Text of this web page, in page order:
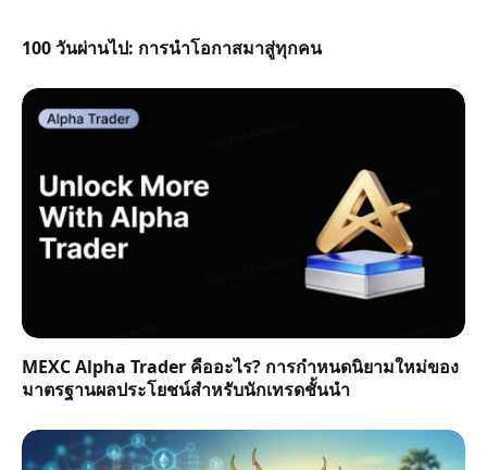
100 วันผ่านไป: การนำโอกาสมาสู่ทุกคน
MEXC Alpha Trader คืออะไร? การกำหนดนิยามใหม่ของ
มาตรฐานผลประโยชน์สำหรับนักเทรดชั้นนำ